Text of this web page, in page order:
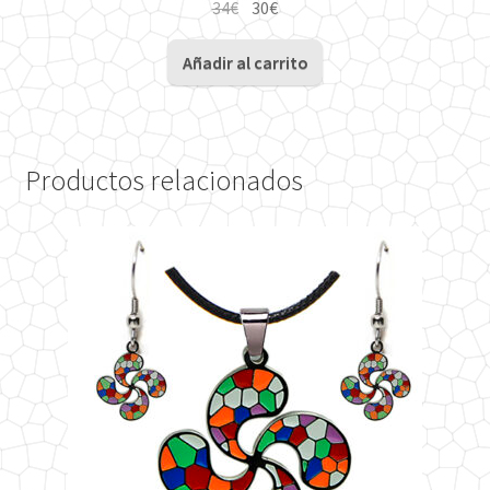
34€ El
precio
original
era:
34€.
30€El
precio
actual
es:
30€.
Añadir al carrito
Productos relacionados